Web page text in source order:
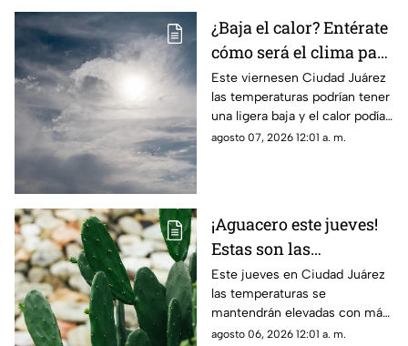
¿Baja el calor? Entérate
cómo será el clima para
hoy, 7 de agosto, en
Ciudad Juárez
Este viernesen Ciudad Juárez
las temperaturas podrían tener
una ligera baja y el calor podía
dar un respiro este viernes
agosto 07, 2026 12:01 a. m.
¡Aguacero este jueves!
Estas son las
probabilidades de
lluvia para el clima de
hoy en Ciudad Juárez
Este jueves en Ciudad Juárez
las temperaturas se
mantendrán elevadas con más
de 40 grados y probabilidad de
agosto 06, 2026 12:01 a. m.